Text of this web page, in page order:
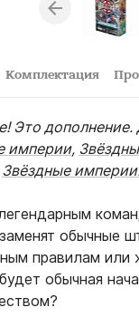
Комплектация
Это
империи,
Звёздные
обычные
правилам или
обычная